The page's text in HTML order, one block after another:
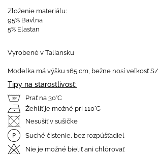
Zloženie materiálu:
95% Bavlna
5% Elastan
Vyrobené v Taliansku
Modelka má výšku 165 cm, bežne nosí veľkosť S/
Tipy na starostlivosť:
Prať na 30°C
Žehliť je možné pri 110°C
Nesušiť v sušičke
Suché čistenie, bez rozpúšťadiel
Nie je možné bieliť ani chlórovať